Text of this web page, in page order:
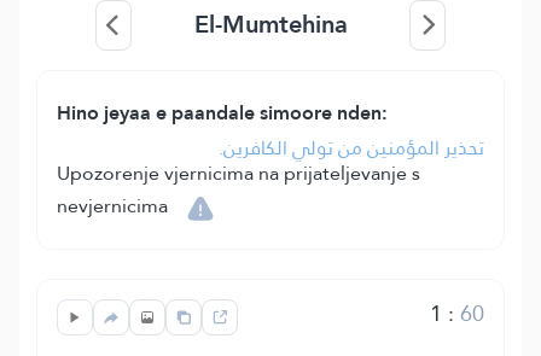
El-Mumtehina
Hino jeyaa e paandale simoore nden:
تحذير المؤمنين من تولي الكافرين.
Upozorenje vjernicima na prijateljevanje s
nevjernicima
1 :60